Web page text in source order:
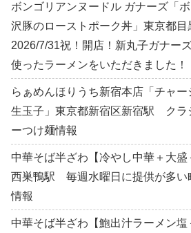
ボンゴリアンヌードル ガナーズ「
沢豚のローストポーク丼」東京都
2026/7/31祝！開店！新丸子ガナー
使ったラーメンをいただきました！
らぁめんほりうち新宿本店「チャ
生玉子」東京都新宿区新宿駅 クラ
ーつけ麺情報
中華そば半ざわ【冷やし中華＋大
西巣鴨駅 毎週水曜日に提供が多い
情報
中華そば半ざわ【鮑出汁ラーメン塩